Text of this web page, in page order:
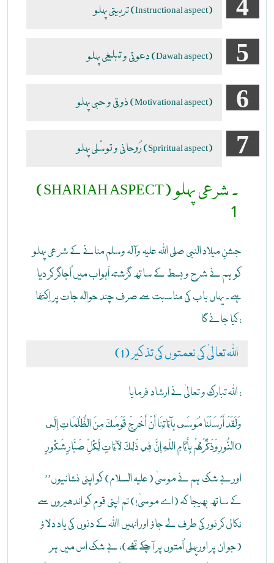
(Instructional aspect) تربیتی پہلو
(Dawah aspect) دعوتی و تبلیغی پہلو
(Motivational aspect) ذوقی و حبی پہلو
(Spriritual aspect) رُوحانی و توسّلی پہلو
(SHARIAH ASPECT) ۔ شرعی پہلو
1
جشنِ میلاد النبی صلی اللہ علیہ وآلہ وسلم منانے کے شرعی پہلو
کو ہم نے شرح و بسط کے ساتھ گزشتہ اَبواب میں اُجاگر کر دیا
ہے۔ یہاں باب کی مناسبت سے صرف چند حوالہ جات پر اِکتفا
کیا جائے گا :
(1) اللہ تعالیٰ کی نعمتوں کی تذکیر
اللہ تبارک و تعالیٰ نے ارشاد فرمایا :
وَلَقَدْ أَرْسَلْنَا مُوسَى بِآيَاتِنَا أَنْ أَخْرِجْ قَوْمَكَ مِنَ الظُّلُمَاتِ إِلَى
النُّورِ وَذَكِّرْهُمْ بِأَيَّامِ اللّهِ إِنَّ فِي ذَلِكَ لَآيَاتٍ لِّكُلِّ صَبَّارٍ شَكُورٍO
’’اور بے شک ہم نے موسیٰ (علیہ السلام) کو اپنی نشانیوں
کے ساتھ بھیجا کہ (اے موسیٰ!) تم اپنی قوم کو اندھیروں سے
نکال کر نور کی طرف لے جاؤ اور انہیں اﷲ کے دنوں کی یاد دلاؤ
(جو ان پر اور پہلی اُمتوں پر آچکے تھے)، بے شک اس میں ہر